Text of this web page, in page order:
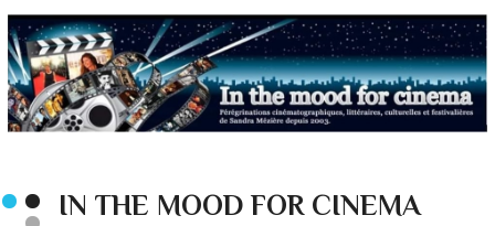
IN THE MOOD FOR CINEMA